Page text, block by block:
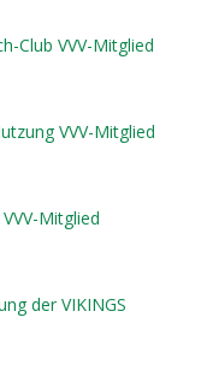
Club VVV-Mitglied
VVV-Mitglied
Mitglied
der VIKINGS